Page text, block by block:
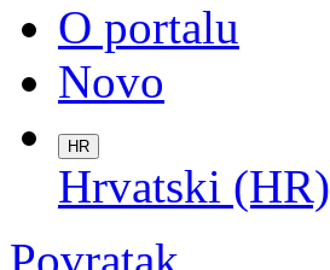
O portalu
Novo
HR
Hrvatski (HR)